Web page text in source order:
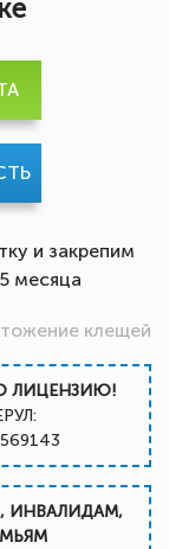
и закрепим
месяца
клещей
ЛИЦЕНЗИЮ!
ИНВАЛИДАМ,